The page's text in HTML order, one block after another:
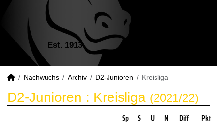
Est. 1913
Nachwuchs Archiv D2-Junioren Kreisliga
D2-Junioren : Kreisliga (2021/22)
Sp S U N Diff
Pkt